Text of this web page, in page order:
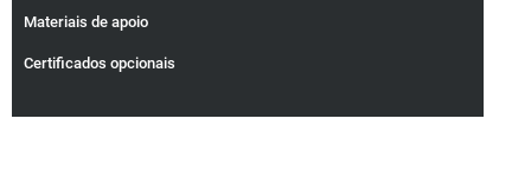
Materiais de apoio
Certificados opcionais